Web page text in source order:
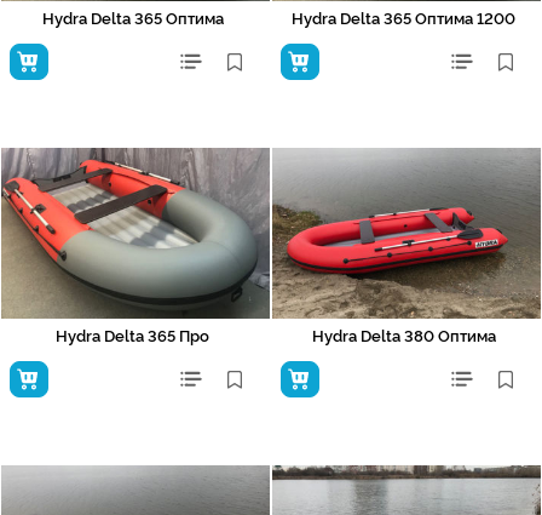
Hydra Delta 365 Оптима Hydra Delta 365 Оптима 1200
Hydra Delta 365 Про Hydra Delta 380 Оптима